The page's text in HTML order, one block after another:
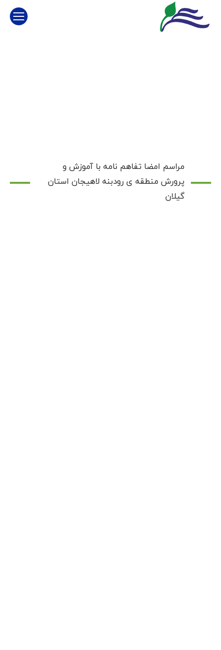
مراسم امضا تفاهم نامه با آموزش و
پرورش منطقه ی رودبنه لاهیجان استان
گیلان